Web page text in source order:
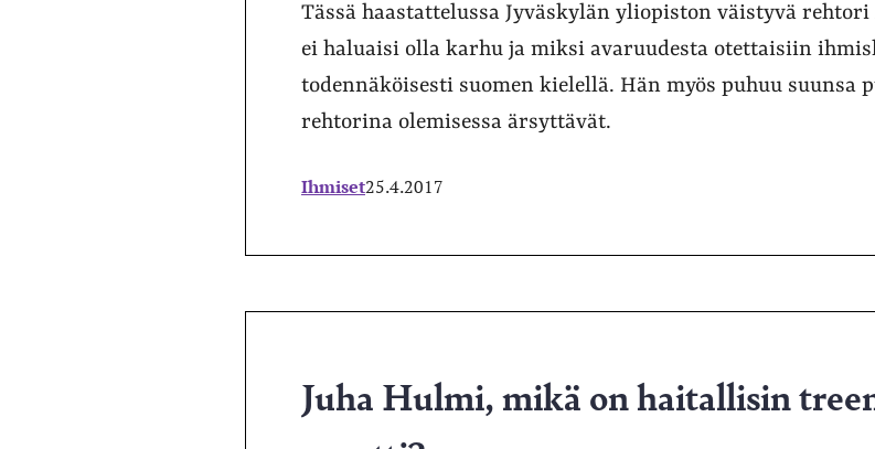
Tässä haastattelussa Jyväskylän yliopiston väistyvä
ei haluaisi olla karhu ja miksi avaruudesta otettaisiin
todennäköisesti suomen kielellä. Hän myös puhuu suunsa
rehtorina olemisessa ärsyttävät.
Ihmiset25.4.2017
Juha Hulmi, mikä on haitallisin